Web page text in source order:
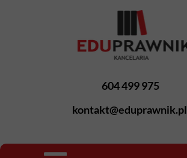
604 499 975
kontakt@eduprawnik.pl